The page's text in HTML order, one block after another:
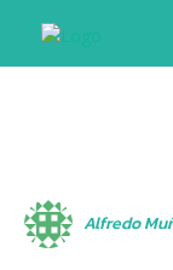
Alfredo